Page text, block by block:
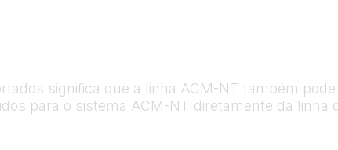
significa que a linha ACM-NT também
para o sistema ACM-NT diretamente da linha